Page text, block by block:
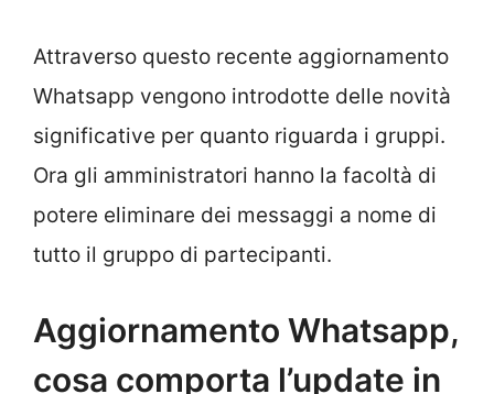
Attraverso questo recente aggiornamento
Whatsapp vengono introdotte delle novità
significative per quanto riguarda i gruppi.
Ora gli amministratori hanno la facoltà di
potere eliminare dei messaggi a nome di
tutto il gruppo di partecipanti.
Aggiornamento Whatsapp,
cosa comporta l’update in